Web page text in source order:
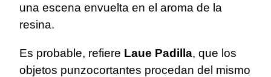
una escena envuelta en el aroma de la
resina.
Es probable, refiere Laue Padilla, que los
objetos punzocortantes procedan del mismo